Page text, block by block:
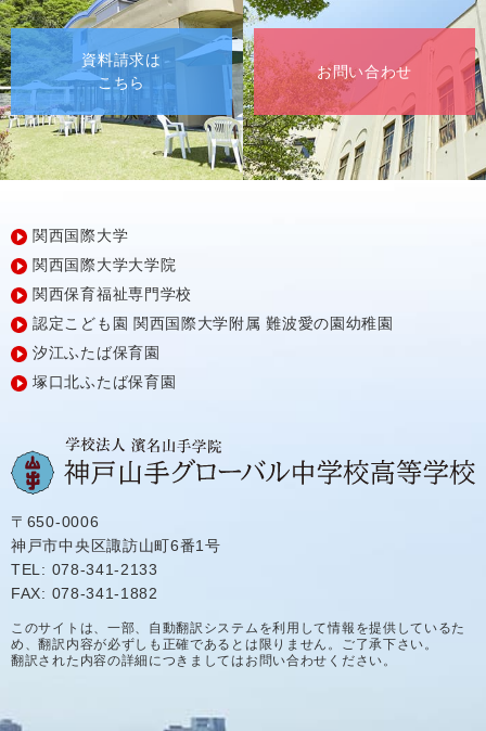
資料請求は
こちら
お問い合わせ
関西国際大学
関西国際大学大学院
関西保育福祉専門学校
認定こども園 関西国際大学附属 難波愛の園幼稚園
汐江ふたば保育園
塚口北ふたば保育園
〒650-0006
神戸市中央区諏訪山町6番1号
TEL: 078-341-2133
FAX: 078-341-1882
このサイトは、一部、自動翻訳システムを利用して情報を提供しているた
め、翻訳内容が必ずしも正確であるとは限りません。ご了承下さい。
翻訳された内容の詳細につきましてはお問い合わせください。